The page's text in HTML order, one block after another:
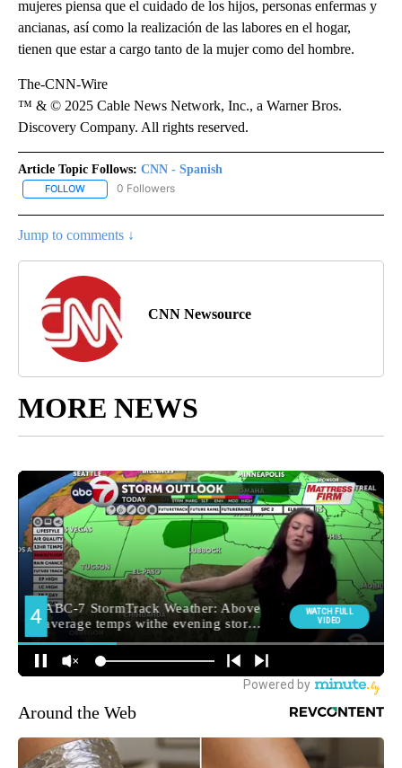
mujeres piensa que el cuidado de los hijos, personas enfermas y
ancianas, así como la realización de las labores en el hogar,
tienen que estar a cargo tanto de la mujer como del hombre.
The-CNN-Wire
™ & © 2025 Cable News Network, Inc., a Warner Bros.
Discovery Company. All rights reserved.
Article Topic Follows: CNN - Spanish
FOLLOW FOLLOW "CNN - SPANISH" TO RECEIVE NOTIFICATIONS ABOUT
0 Followers
Jump to comments ↓
CNN Newsource
MORE NEWS
Around the Web